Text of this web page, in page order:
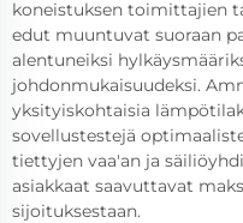
koneistuksen toimittajien
edut muuntuvat suoraan
alentuneiksi
johdonmukaisuudeksi.
yksityiskohtaisia
sovellustestejä
tiettyjen vaa'an ja
asiakkaat saavuttavat
sijoituksestaan.